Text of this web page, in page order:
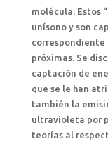
molécula. Estos
unísono y son
correspondiente
próximas. Se
captación de
que se le han
también la
ultravioleta por
teorías al